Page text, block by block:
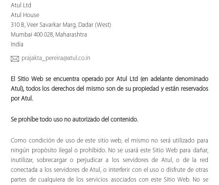
Atul Ltd
Atul House
310 B, Veer Savarkar Marg, Dadar (West)
Mumbai 400 028, Maharashtra
India
prajakta_pereira@atul.co.in
El Sitio Web se encuentra operado por Atul Ltd (en adelante denominado
Atul), todos los derechos del mismo son de su propiedad y están reservados
por Atul.
Se prohíbe todo uso no autorizado del contenido.
Como condición de uso de este sitio web, el mismo no será utilizado para
ningún propósito ilegal o prohibido. No se usará este Sitio Web para dañar,
inutilizar, sobrecargar o perjudicar a los servidores de Atul, o de la red
conectada a los servidores de Atul, o interferir con el uso o disfrute de otras
partes de cualquiera de los servicios asociados con este Sitio Web. No se